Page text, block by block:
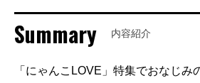
Summary 内容紹介
「にゃんこLOVE」特集でおなじみ